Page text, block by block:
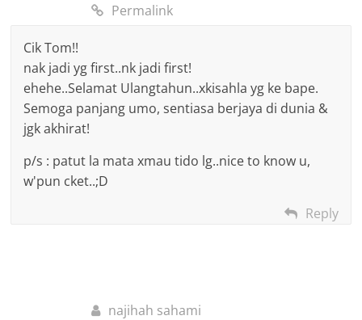
Permalink
Cik Tom!!
nak jadi yg first..nk jadi first!
ehehe..Selamat Ulangtahun..xkisahla yg ke bape.
Semoga panjang umo, sentiasa berjaya di dunia &
jgk akhirat!
p/s : patut la mata xmau tido lg..nice to know u,
w'pun cket..;D
Reply
najihah sahami